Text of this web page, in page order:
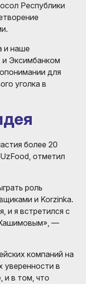
Республики
и наше
и Эксимбанком
для
уголка в
более 20
отметил
роль
и Korzinka.
и я встретился с
—
компаний на
уверенности в
и в том, что